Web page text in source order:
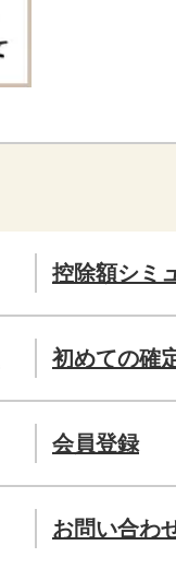
控除額シミ
初めての確
会員登録
お問い合わ